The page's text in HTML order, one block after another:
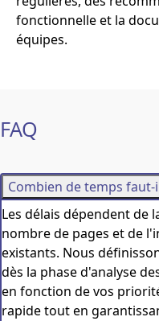
fonctionnelle et la
équipes.
FAQ
Combien de temps
Les délais dépendent de
nombre de pages et de
existants. Nous
dès la phase d'analyse
en fonction de vos
rapide tout en